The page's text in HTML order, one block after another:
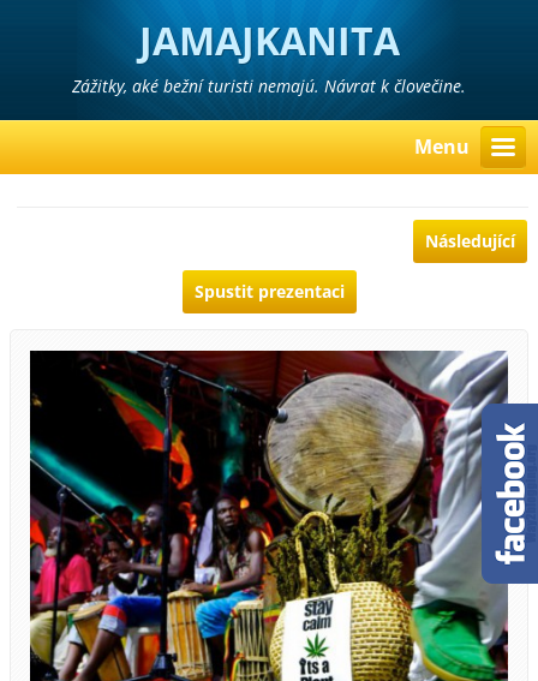
JAMAJKANITA
Zážitky, aké bežní turisti nemajú. Návrat k človečine.
Menu
Následující
Spustit prezentaci